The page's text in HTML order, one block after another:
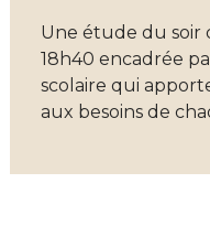
Une étude du soir
18h40 encadrée
scolaire qui
aux besoins de